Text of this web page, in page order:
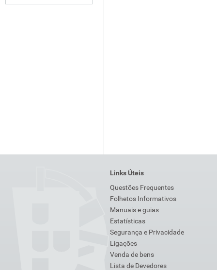
Links Úteis
Questões Frequentes
Folhetos Informativos
Manuais e guias
Estatísticas
Segurança e Privacidade
Ligações
Venda de bens
Lista de Devedores